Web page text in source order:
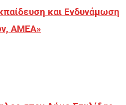
και Ενδυνάμωση
ΑΜΕΑ»